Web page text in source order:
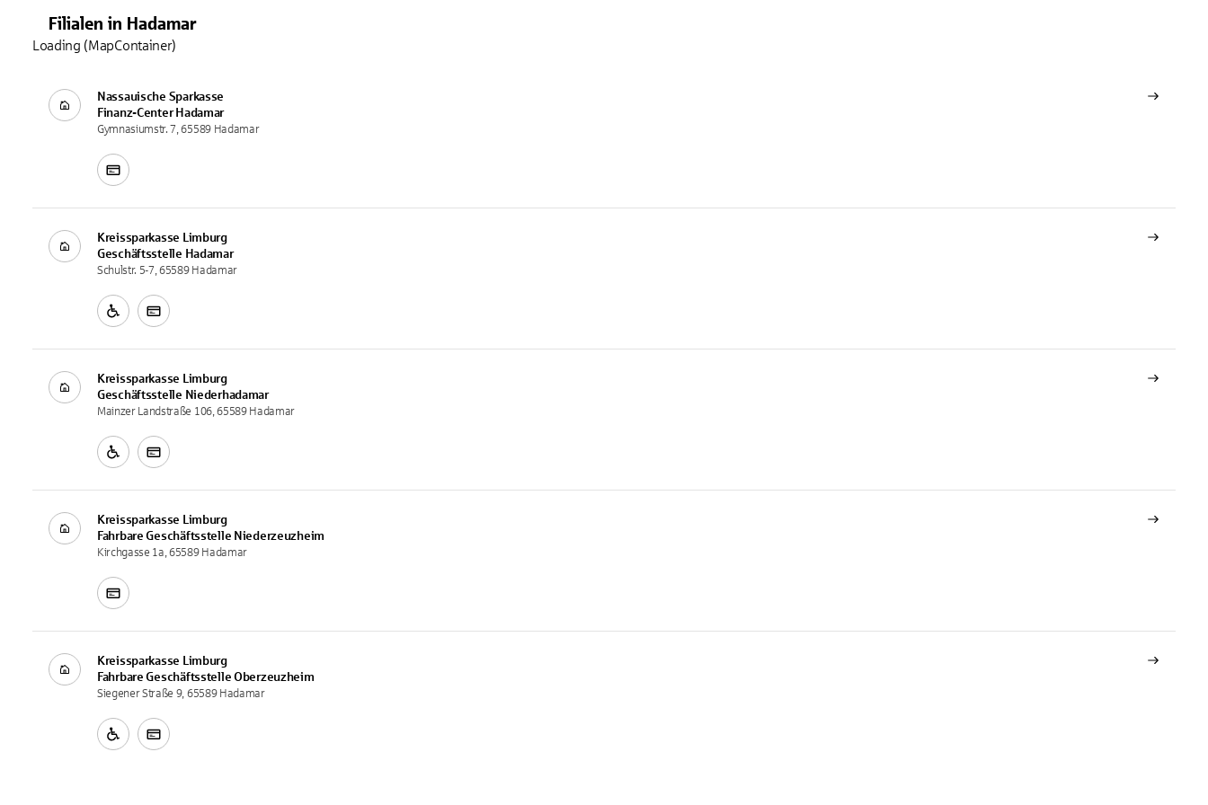
Filialen in Hadamar
Nassauische Sparkasse
Finanz-Center Hadamar
Gymnasiumstr. 7, 65589 Hadamar
Kreissparkasse Limburg
Geschäftsstelle Hadamar
Schulstr. 5-7, 65589 Hadamar
Kreissparkasse Limburg
Geschäftsstelle Niederhadamar
Mainzer Landstraße 106, 65589 Hadamar
Kreissparkasse Limburg
Fahrbare Geschäftsstelle Niederzeuzheim
Kirchgasse 1a, 65589 Hadamar
Kreissparkasse Limburg
Fahrbare Geschäftsstelle Oberzeuzheim
Siegener Straße 9, 65589 Hadamar
Loading (MapContainer)